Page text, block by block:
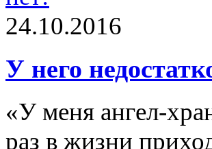
24.10.2016
У него
«У меня ангел-
раз в жизни